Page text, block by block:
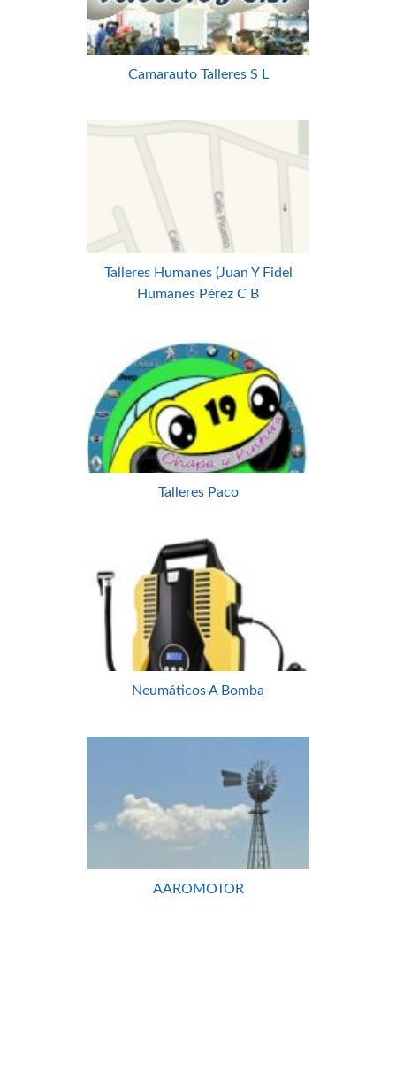
Camarauto Talleres S L
Talleres Humanes (Juan Y Fidel
Humanes Pérez C B
Talleres Paco
Neumáticos A Bomba
AAROMOTOR